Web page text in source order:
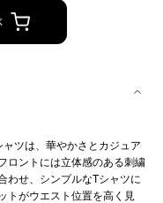
ツは、華やかさとカジュア
ロントには立体感のある刺繍
わせ、シンプルなTシャツに
トがウエスト位置を高く見